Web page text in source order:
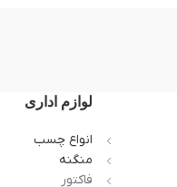
لوازم اداری
انواع چسب
منگنه
فاکتور